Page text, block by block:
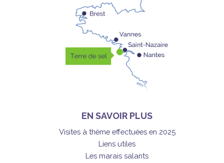
EN SAVOIR PLUS
Visites à thème effectuées en 2025
Liens utiles
Les marais salants